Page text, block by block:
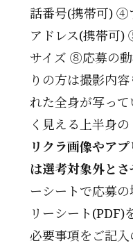
話番号(携帯可) ④
アドレス(携帯
サイズ ⑧応募の
りの方は撮影内
れた全身が写っ
く見える上半身
リクラ画像やア
は選考対象外とさ
ーシートで応募
リーシート(PDF)
必要事項をご記